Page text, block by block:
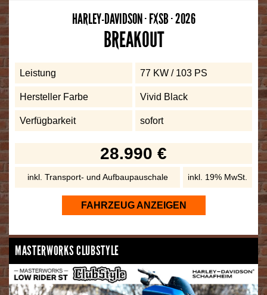
HARLEY-DAVIDSON · FXSB · 2026
BREAKOUT
Leistung 77 KW / 103 PS
Hersteller Farbe Vivid Black
Verfügbarkeit sofort
28.990 €
inkl. Transport- und Aufbaupauschale inkl. 19% MwSt.
FAHRZEUG ANZEIGEN
MASTERWORKS CLUBSTYLE